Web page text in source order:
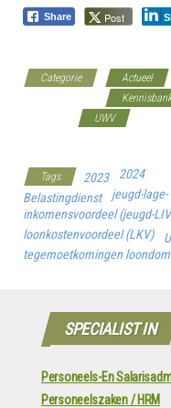
Share Post
Categorie
Actueel
Kennisbank
UWV
Tags 2023
2024
Belastingdienst
jeugd-lage-
inkomensvoordeel (jeugd-
loonkostenvoordeel (LKV)
tegemoetkomingen
SPECIALIST IN
Personeels-En
Personeelszaken / HRM